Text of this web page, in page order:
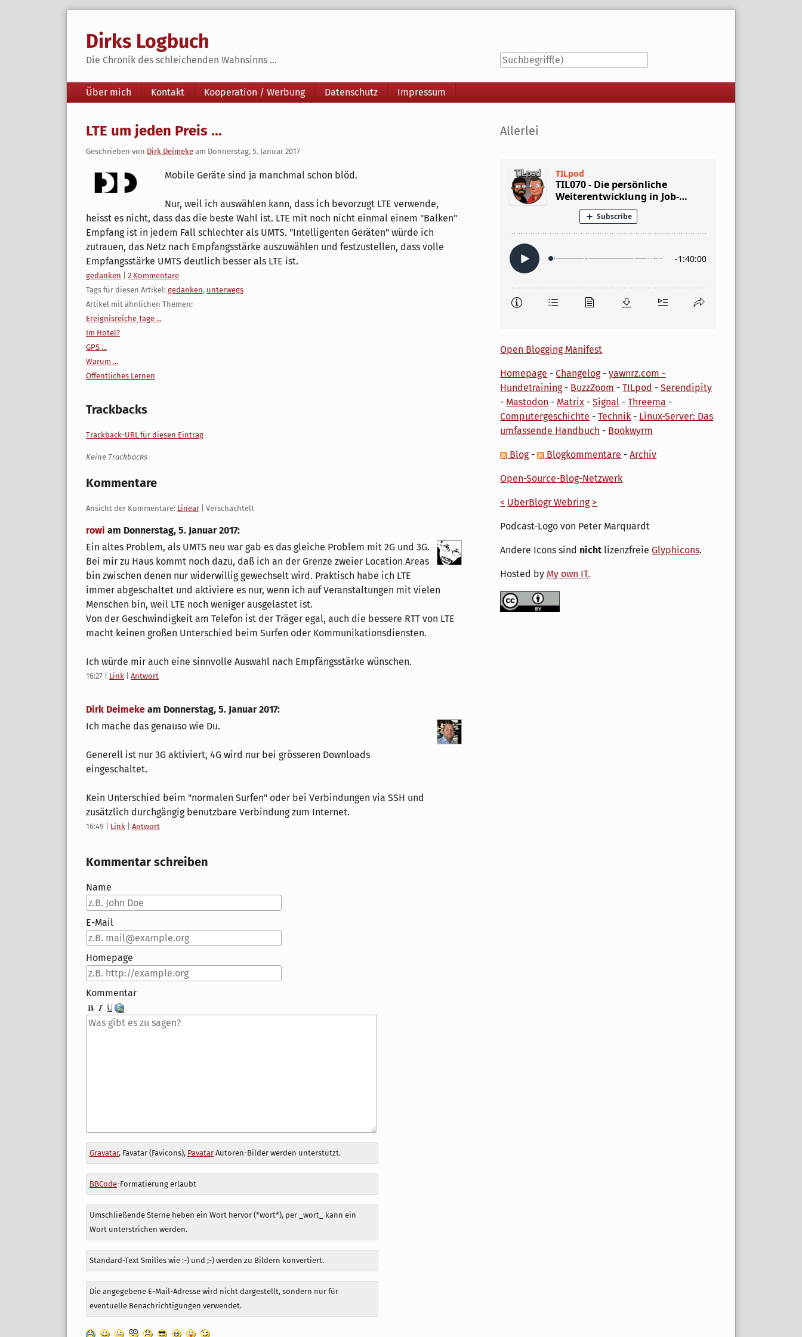
Dirks Logbuch
Die Chronik des schleichenden Wahnsinns ...
Navigation
Über mich Kontakt Kooperation / Werbung Datenschutz Impressum
LTE um jeden Preis ...
Geschrieben von Dirk Deimeke am Donnerstag, 5. Januar 2017
Mobile Geräte sind ja manchmal schon blöd.
Nur, weil ich auswählen kann, dass ich bevorzugt LTE verwende,
heisst es nicht, dass das die beste Wahl ist. LTE mit noch nicht einmal einem "Balken"
Empfang ist in jedem Fall schlechter als UMTS. "Intelligenten Geräten" würde ich
zutrauen, das Netz nach Empfangsstärke auszuwählen und festzustellen, dass volle
Empfangsstärke UMTS deutlich besser als LTE ist.
Kategorien:
gedanken
2 Kommentare
Tags für diesen Artikel: gedanken, unterwegs
Artikel mit ähnlichen Themen:
Ereignisreiche Tage ...
Im Hotel?
GPS ...
Warum ...
Öffentliches Lernen
Trackbacks
Trackback-URL für diesen Eintrag
Keine Trackbacks
Kommentare
Ansicht der Kommentare: Linear | Verschachtelt
rowi am Donnerstag, 5. Januar 2017:
Ein altes Problem, als UMTS neu war gab es das gleiche Problem mit 2G und 3G.
Bei mir zu Haus kommt noch dazu, daß ich an der Grenze zweier Location Areas
bin zwischen denen nur widerwillig gewechselt wird. Praktisch habe ich LTE
immer abgeschaltet und aktiviere es nur, wenn ich auf Veranstaltungen mit vielen
Menschen bin, weil LTE noch weniger ausgelastet ist.
Von der Geschwindigkeit am Telefon ist der Träger egal, auch die bessere RTT von LTE
macht keinen großen Unterschied beim Surfen oder Kommunikationsdiensten.
Ich würde mir auch eine sinnvolle Auswahl nach Empfängsstärke wünschen.
16:27 Link Antwort
Dirk Deimeke am Donnerstag, 5. Januar 2017:
Ich mache das genauso wie Du.
Generell ist nur 3G aktiviert, 4G wird nur bei grösseren Downloads
eingeschaltet.
Kein Unterschied beim "normalen Surfen" oder bei Verbindungen via SSH und
zusätzlich durchgängig benutzbare Verbindung zum Internet.
16:49 Link Antwort
Kommentar schreiben
Name
E-Mail
Homepage
Kommentar
Antwort
zu
Gravatar, Favatar (Favicons), PavatarAutoren-Bilder werden unterstützt.
BBCode-Formatierung erlaubt
Umschließende Sterne heben ein Wort hervor (*wort*), per _wort_ kann ein
Wort unterstrichen werden.
Standard-Text Smilies wie :-) und ;-) werden zu Bildern konvertiert.
Die angegebene E-Mail-Adresse wird nicht dargestellt, sondern nur für
eventuelle Benachrichtigungen verwendet.
Seitenleiste
Allerlei
Open Blogging Manifest
Homepage -Changelog-yawnrz.com -
Hundetraining- BuzzZoom -TILpod -Serendipity
- Mastodon - Matrix -Signal -Threema -
Computergeschichte -Technik - Linux-Server: Das
umfassende Handbuch - Bookwyrm
Blog- Blogkommentare -Archiv
Open-Source-Blog-Netzwerk
< UberBlogr Webring >
Podcast-Logo von Peter Marquardt
Andere Icons sind nicht lizenzfreieGlyphicons.
Hosted by My own IT.